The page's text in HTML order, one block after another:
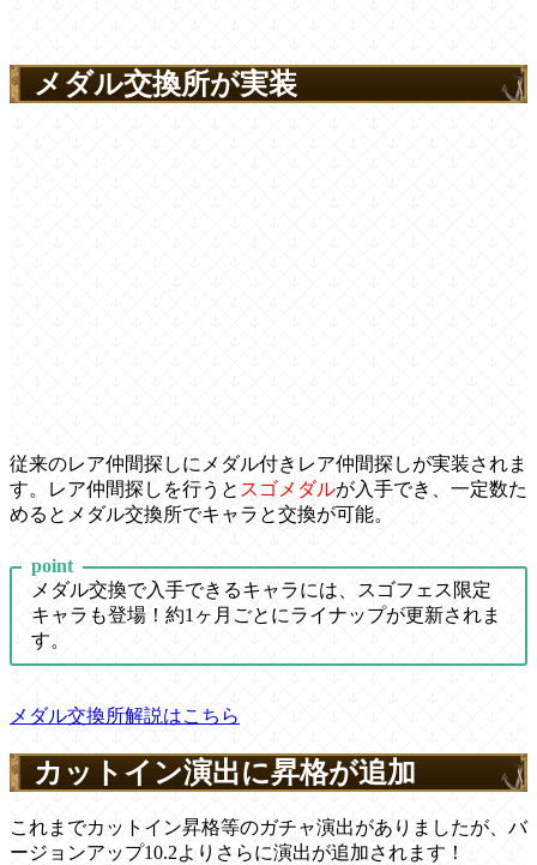
メダル交換所が実装
従来のレア仲間探しにメダル付きレア仲間探しが実装されま
す。レア仲間探しを行うと スゴメダルが入手でき、一定数た
めるとメダル交換所でキャラと交換が可能。
point
メダル交換で入手できるキャラには、スゴフェス限定
キャラも登場！約1ヶ月ごとにライナップが更新されま
す。
メダル交換所解説はこちら
カットイン演出に昇格が追加
これまでカットイン昇格等のガチャ演出がありましたが、バ
ージョンアップ10.2よりさらに演出が追加されます！